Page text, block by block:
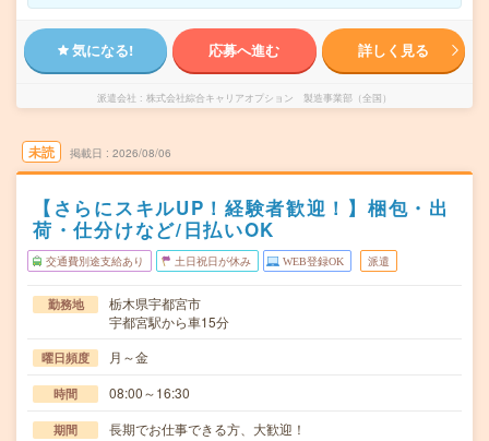
気になる! 応募へ進む 詳しく見る
派遣会社 株式会社綜合キャリアオプション 製造事業部（全国）
未読 掲載日 2026/08/06
【さらにスキルUP！経験者歓迎！】梱包・出
荷・仕分けなど/日払いOK
交通費別途支給あり 土日祝日が休み WEB登録OK 派遣
勤務地
栃木県宇都宮市
宇都宮駅から車15分
曜日頻度 月～金
時間 08:00～16:30
期間 長期でお仕事できる方、大歓迎！